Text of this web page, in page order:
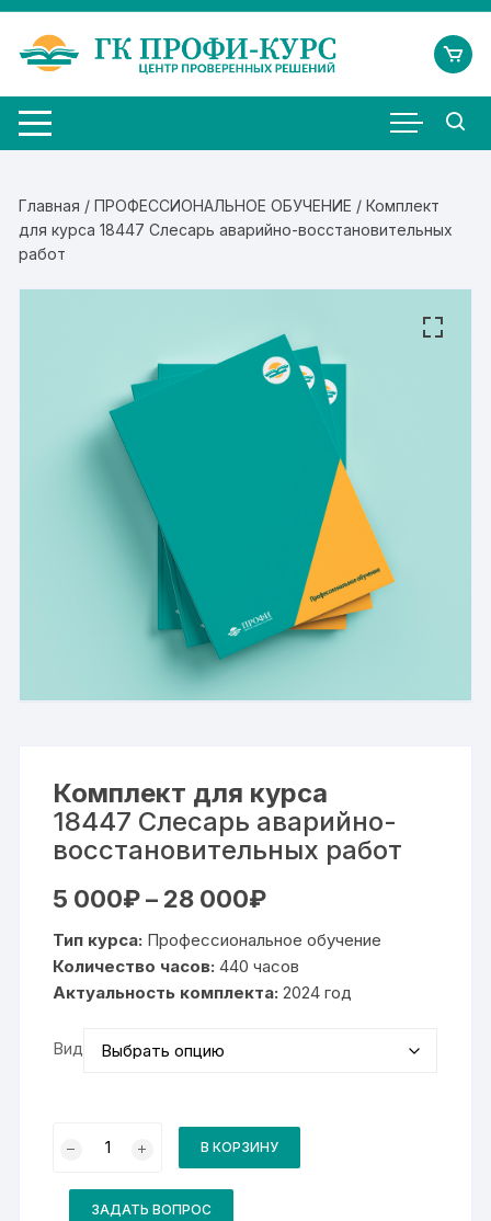
Перейти
содержимому
Главная /ПРОФЕССИОНАЛЬНОЕ ОБУЧЕНИЕ / Комплект
для курса 18447 Слесарь аварийно-восстановительных
работ
Комплект для курса
18447 Слесарь аварийно-
восстановительных работ
5 000₽ – 28 000₽Диапазон
000₽
–
28
000₽
Тип курса: Профессиональное обучение
Количество часов: 440 часов
Актуальность комплекта: 2024 год
Вид
товара
курса
18447
В КОРЗИНУ
ЗАДАТЬ ВОПРОС